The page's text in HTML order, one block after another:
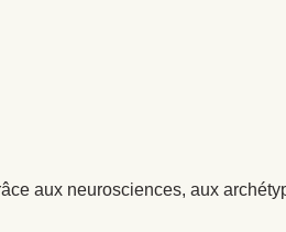
aux neurosciences, aux